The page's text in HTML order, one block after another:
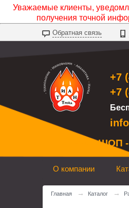
Уважаемые клиенты,
получения точной
Обратная связь
+7
+7
ТИАН ШОП
О компании
Главная → Каталог →